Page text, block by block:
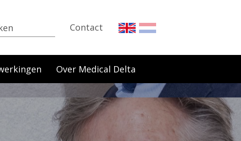
Contact
Over Medical Delta